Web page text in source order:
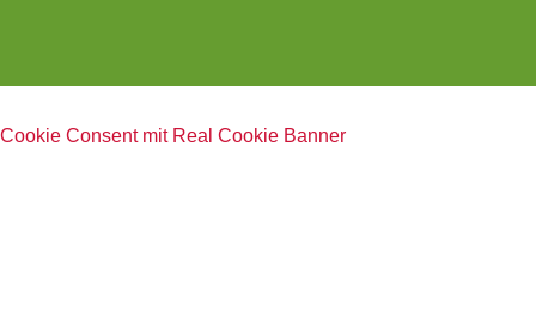
Cookie Consent mit Real Cookie Banner